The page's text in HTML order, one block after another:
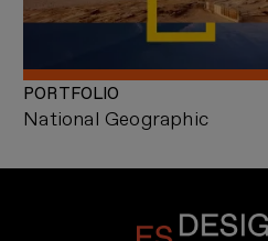
National Geographic
PORTFOLIO